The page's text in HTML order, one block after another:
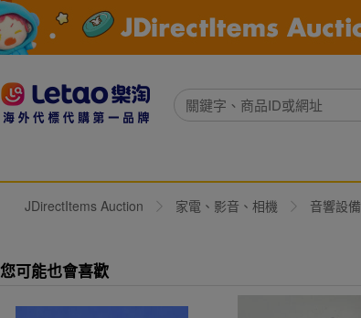
JDirectItems Auction 家電、影音、相機 音響設備
您可能也會喜歡